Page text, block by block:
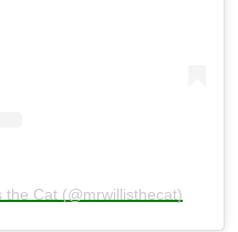
Cat (@mrwillisthecat)